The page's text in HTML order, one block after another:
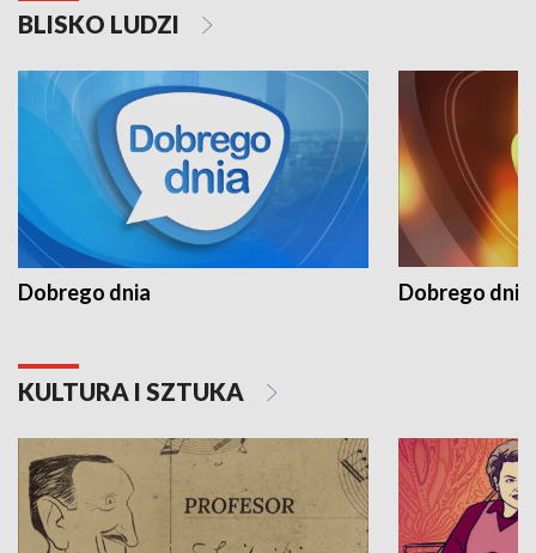
BLISKO LUDZI
Dobrego dnia Dobrego dnia
KULTURA I SZTUKA